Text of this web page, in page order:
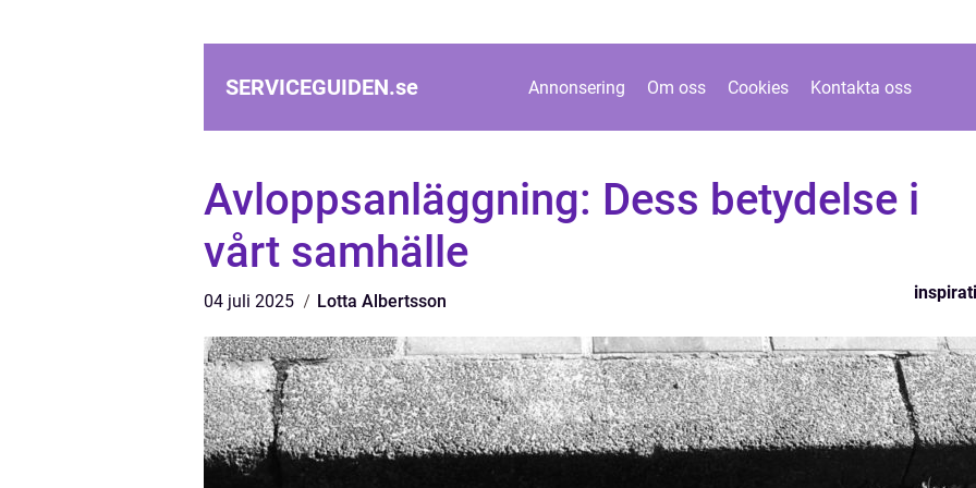
SERVICEGUIDEN.se Annonsering Om oss Cookies Kontakta oss
Avloppsanläggning: Dess betydelse i
vårt samhälle
04 juli 2025 Lotta Albertsson